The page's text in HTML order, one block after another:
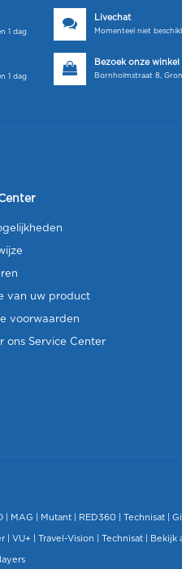
1 dag
Livechat
Momenteel niet
1 dag
Bezoek onze winkel
Bornholmstraat 8,
van uw product
voorwaarden
ons Service Center
MAG Mutant | RED360 | Technisat
| VU+ Travel-Vision Technisat Bekijk